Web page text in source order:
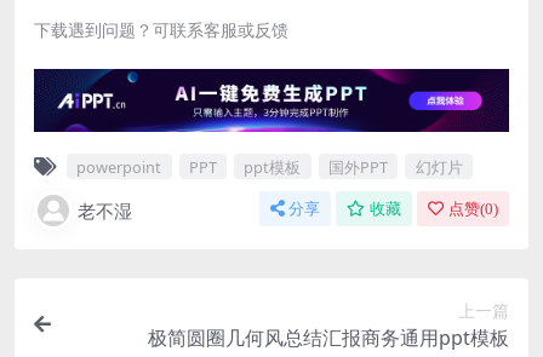
下载遇到问题？可联系客服或反馈
powerpoint PPT ppt模板 国外PPT 幻灯片
老不湿 分享 收藏 点赞(0)
上一篇
极简圆圈几何风总结汇报商务通用ppt模板